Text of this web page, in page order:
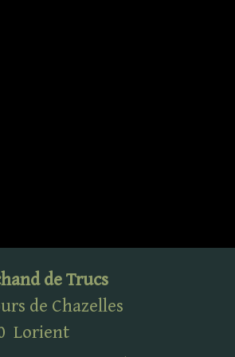
de Trucs
de Chazelles
Lorient